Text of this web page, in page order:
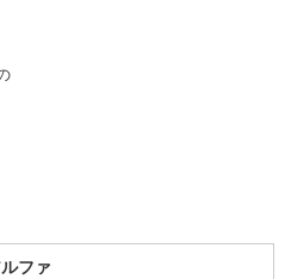
頂いた場合、弊社にて受注データを
います。
ファ